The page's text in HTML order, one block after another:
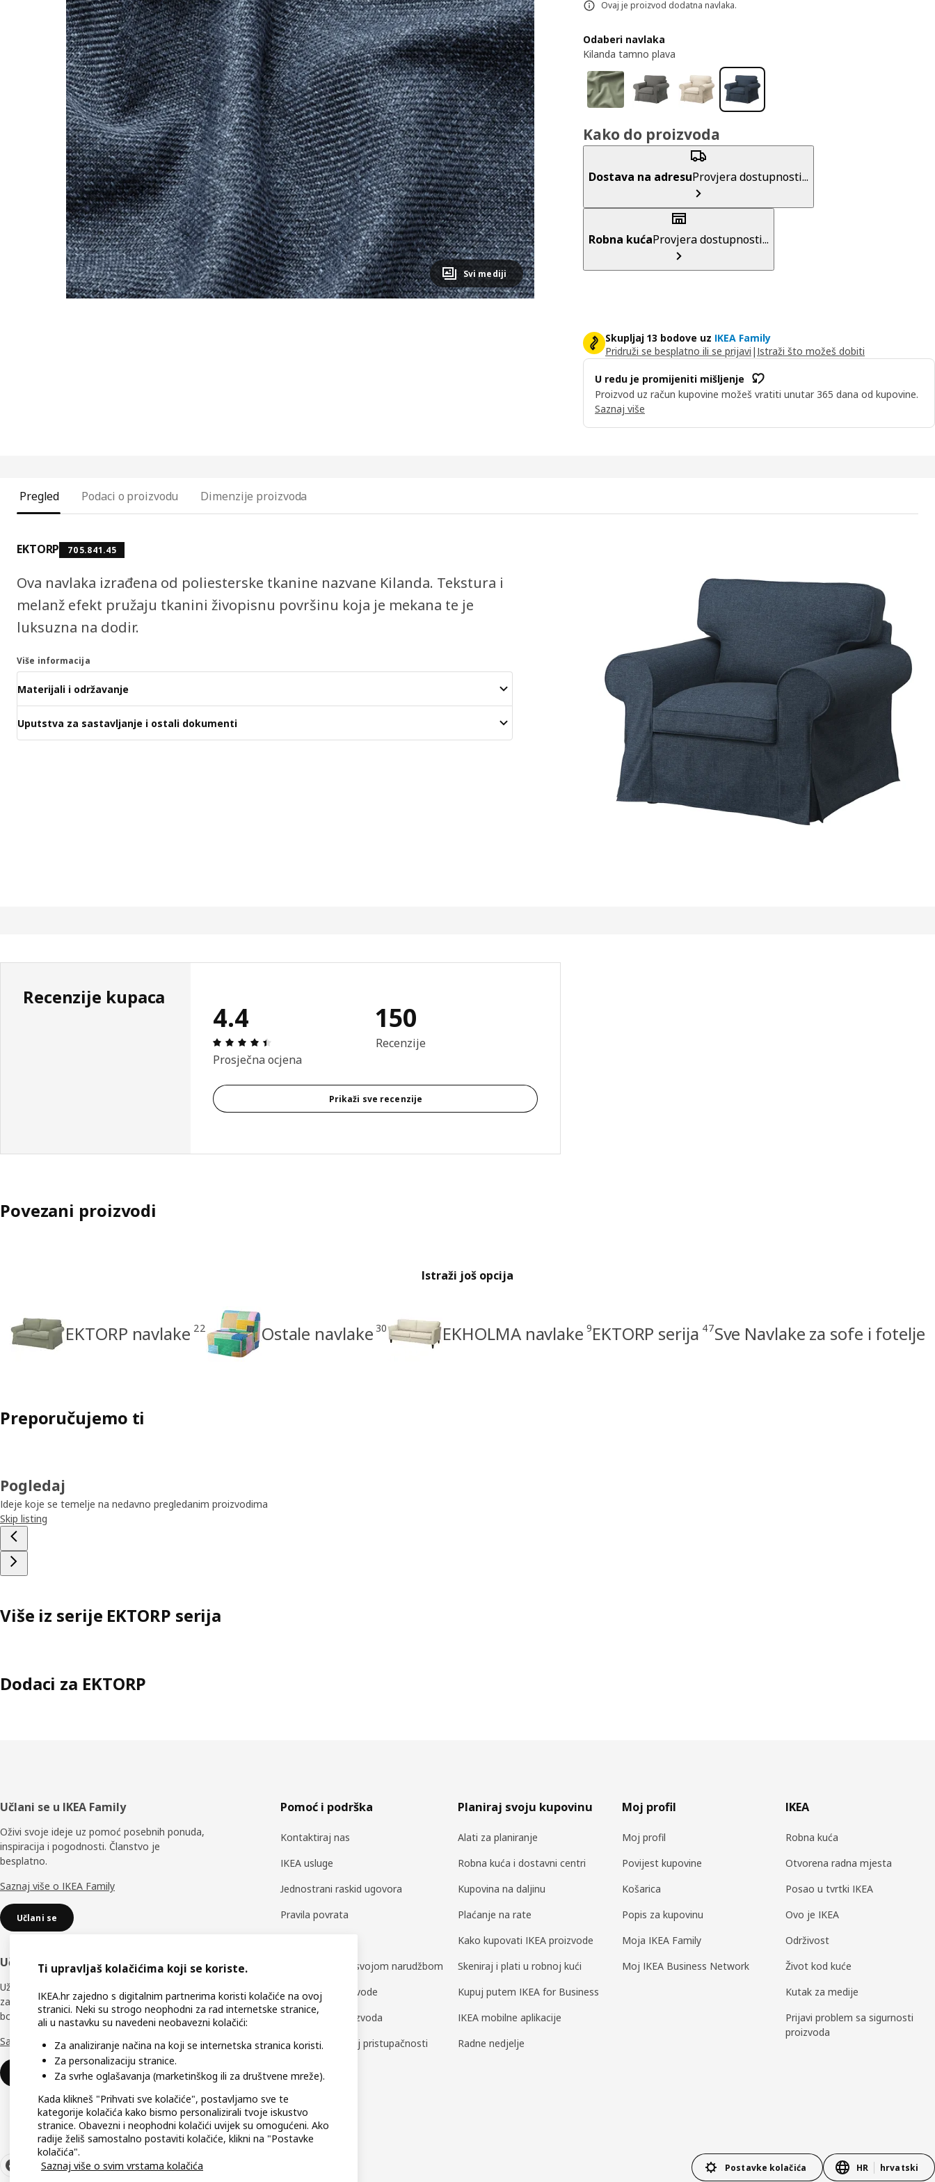
Image zoomed out, normal view
Svi mediji
Ovaj je proizvod dodatna navlaka.
Odaberi navlaka
Kilanda tamno plava
Kako do proizvoda
Dostava na adresuProvjera dostupnosti...
Robna kućaProvjera dostupnosti...
Skupljaj 13 bodove uz IKEA Family
Pridruži se besplatno ili se prijavi | Istraži što možeš dobiti
U redu je promijeniti mišljenje
Proizvod uz račun kupovine možeš vratiti unutar 365 dana od kupovine.
Saznaj više
Pregled Podaci o proizvodu Dimenzije proizvoda
EKTORP 705.841.45
Ova navlaka izrađena od poliesterske tkanine nazvane Kilanda. Tekstura i
melanž efekt pružaju tkanini živopisnu površinu koja je mekana te je
luksuzna na dodir.
Više informacija
Materijali i održavanje
Uputstva za sastavljanje i ostali dokumenti
Recenzije kupaca
4.4
Ocjena i recenzija: 4.4 od 5 zvjezdica. Ukupno recenzija: 150
Prosječna ocjena
150
Recenzije
Prikaži sve recenzije
Povezani proizvodi
Istraži još opcija
EKTORP navlake 22 Ostale navlake 30 EKHOLMA navlake 9EKTORP serija 47Sve Navlake za sofe i fotelje
Preporučujemo ti
Pogledaj
Ideje koje se temelje na nedavno pregledanim proizvodima
Skip listing
Više iz serije EKTORP serija
Dodaci za EKTORP
Podnožje
Učlani se u IKEA Family
Oživi svoje ideje uz pomoć posebnih ponuda,
inspiracija i pogodnosti. Članstvo je
besplatno.
Saznaj više o IKEA Family
Učlani se
Učlani se u IKEA Business Network
Uživaj u brojnim jedinstvenim pogodnostima
za koji će ti pomoći učiniti tvoj radni prostor
boljim.
Saznaj više o IKEA Business Network
Učlani se
Pomoć i podrška
Kontaktiraj nas
IKEA usluge
Jednostrani raskid ugovora
Pravila povrata
Prati ili upravljaj svojom narudžbom
Podrška za proizvode
Dostupnost proizvoda
Izjava o digitalnoj pristupačnosti
Planiraj svoju kupovinu
Alati za planiranje
Robna kuća i dostavni centri
Kupovina na daljinu
Plaćanje na rate
Kako kupovati IKEA proizvode
Skeniraj i plati u robnoj kući
Kupuj putem IKEA for Business
IKEA mobilne aplikacije
Radne nedjelje
Moj profil
Moj profil
Povijest kupovine
Košarica
Popis za kupovinu
Moja IKEA Family
Moj IKEA Business Network
IKEA
Robna kuća
Otvorena radna mjesta
Posao u tvrtki IKEA
Ovo je IKEA
Održivost
Život kod kuće
Kutak za medije
Prijavi problem sa sigurnosti
proizvoda
Postavke kolačića HR hrvatski
Ti upravljaš kolačićima koji se koriste.
IKEA.hr zajedno s digitalnim partnerima koristi kolačiće na ovoj
stranici. Neki su strogo neophodni za rad internetske stranice,
ali u nastavku su navedeni neobavezni kolačići:
Za analiziranje načina na koji se internetska stranica koristi.
Za personalizaciju stranice.
Za svrhe oglašavanja (marketinškog ili za društvene mreže).
Kada klikneš "Prihvati sve kolačiće", postavljamo sve te
kategorije kolačića kako bismo personalizirali tvoje iskustvo
stranice. Obavezni i neophodni kolačići uvijek su omogućeni. Ako
radije želiš samostalno postaviti kolačiće, klikni na "Postavke
kolačića".
Saznaj više o svim vrstama kolačića